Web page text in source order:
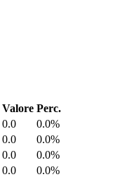
Valore Perc.
0.0
0.0%
0.0
0.0%
0.0
0.0%
0.0
0.0%